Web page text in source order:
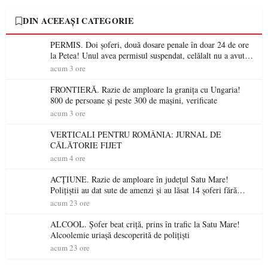
DIN ACEEAȘI CATEGORIE
PERMIS. Doi șoferi, două dosare penale în doar 24 de ore
la Petea! Unul avea permisul suspendat, celălalt nu a avut
niciodată permis
acum 3 ore
FRONTIERĂ. Razie de amploare la granița cu Ungaria!
800 de persoane și peste 300 de mașini, verificate
acum 3 ore
VERTICALI PENTRU ROMÂNIA: JURNAL DE
CĂLĂTORIE FIJET
acum 4 ore
ACȚIUNE. Razie de amploare în județul Satu Mare!
Polițiștii au dat sute de amenzi și au lăsat 14 șoferi fără
permis într-o singură zi
acum 23 ore
ALCOOL. Șofer beat criță, prins în trafic la Satu Mare!
Alcoolemie uriașă descoperită de polițiști
acum 23 ore